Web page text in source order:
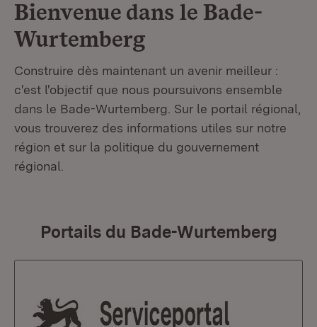
Bienvenue dans le Bade-
Wurtemberg
Construire dès maintenant un avenir meilleur :
c'est l'objectif que nous poursuivons ensemble
dans le Bade-Wurtemberg. Sur le portail régional,
vous trouverez des informations utiles sur notre
région et sur la politique du gouvernement
régional.
Portails du Bade-Wurtemberg